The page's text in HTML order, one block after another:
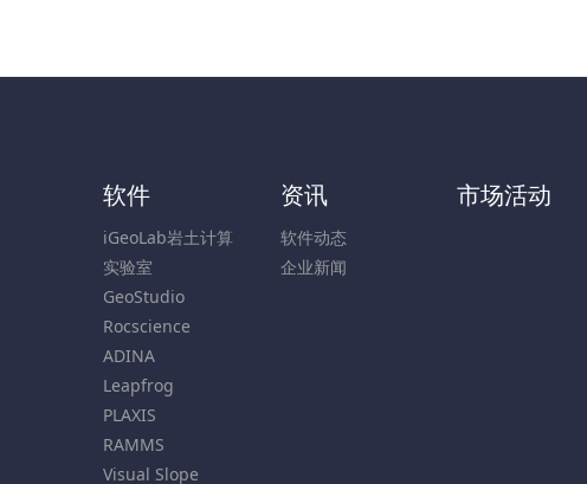
软件
iGeoLab岩土计算
实验室
GeoStudio
Rocscience
ADINA
Leapfrog
PLAXIS
RAMMS
Visual Slope
资讯
软件动态
企业新闻
市场活动